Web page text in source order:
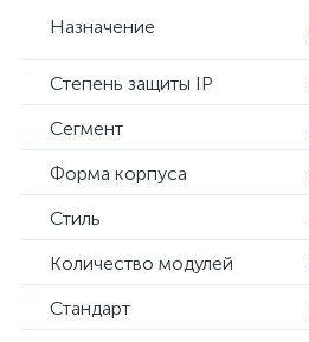
Назначение
Степень защиты IP
Сегмент
Форма корпуса
Стиль
Количество модулей
Стандарт